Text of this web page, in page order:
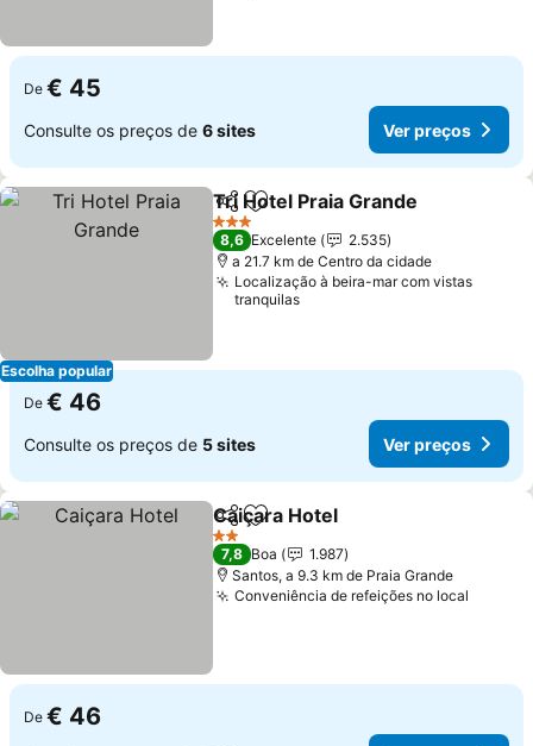
De € 45
Consulte os preços de 6 sites Ver preços
Escolha popular
PartilharAdicionar aos favoritos
Tri Hotel Praia Grande
3 Estrelas
8,6 Excelente
2.535
a 21.7 km de Centro da cidade
Localização à beira-mar com vistas
tranquilas
De € 46
Consulte os preços de 5 sites Ver preços
PartilharAdicionar aos favoritos
Caiçara Hotel
2 Estrelas
7,8 Boa
1.987
Santos, a 9.3 km de Praia Grande
Conveniência de refeições no local
De € 46